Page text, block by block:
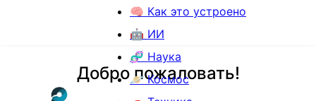
🧠 Как это устроено
🤖 ИИ
🧬 Наука
🪐 Космос
Добро пожаловать!